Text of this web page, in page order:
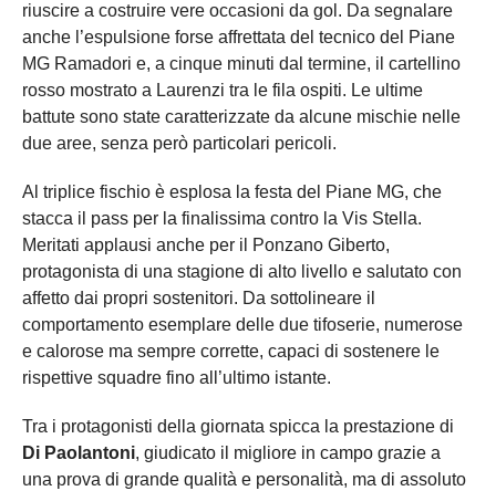
riuscire a costruire vere occasioni da gol. Da segnalare
anche l’espulsione forse affrettata del tecnico del Piane
MG Ramadori e, a cinque minuti dal termine, il cartellino
rosso mostrato a Laurenzi tra le fila ospiti. Le ultime
battute sono state caratterizzate da alcune mischie nelle
due aree, senza però particolari pericoli.
Al triplice fischio è esplosa la festa del Piane MG, che
stacca il pass per la finalissima contro la Vis Stella.
Meritati applausi anche per il Ponzano Giberto,
protagonista di una stagione di alto livello e salutato con
affetto dai propri sostenitori. Da sottolineare il
comportamento esemplare delle due tifoserie, numerose
e calorose ma sempre corrette, capaci di sostenere le
rispettive squadre fino all’ultimo istante.
Tra i protagonisti della giornata spicca la prestazione di
Di Paolantoni, giudicato il migliore in campo grazie a
una prova di grande qualità e personalità, ma di assoluto